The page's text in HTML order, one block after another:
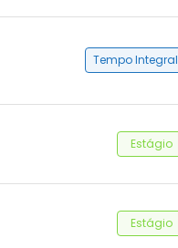
Tempo Integral
Estágio
Estágio